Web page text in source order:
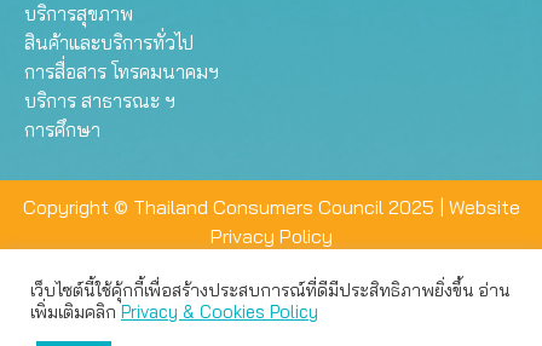
บริการสุขภาพ
สินค้าและบริการทั่วไป
การสื่อสาร โทรคมนาคมฯ
บริการ สาธารณะ ฯ
การศึกษา
Copyright © Thailand Consumers Council 2025 | Website
Privacy Policy
เว็บไซต์นี้ใช้คุ้กกี้เพื่อสร้างประสบการณ์ที่ดีมีประสิทธิภาพยิ่งขึ้น อ่าน
เพิ่มเติมคลิกPrivacy & Cookies Policy
เว็บไซต์นี้ใช้คุกกี้เพื่อมอบประสบการณ์การใช้งานที่ดีให้แก่ท่าน คุณ
สามารถเลือกตั้งค่าความเป็นส่วนตัวได้